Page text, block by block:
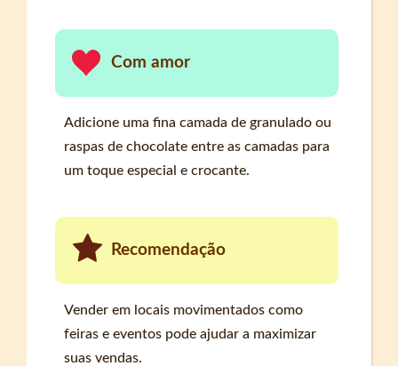
Com amor
Adicione uma fina camada de granulado ou
raspas de chocolate entre as camadas para
um toque especial e crocante.
Recomendação
Vender em locais movimentados como
feiras e eventos pode ajudar a maximizar
suas vendas.